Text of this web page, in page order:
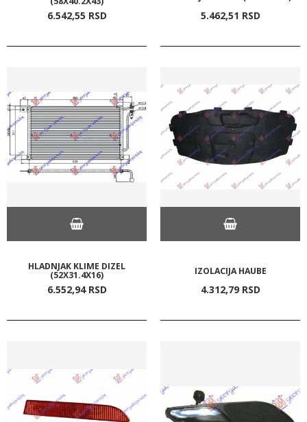
6.542,55 RSD 5.462,51 RSD
HLADNJAK KLIME DIZEL
(52X31.4X16)
6.552,94 RSD
IZOLACIJA HAUBE
4.312,79 RSD